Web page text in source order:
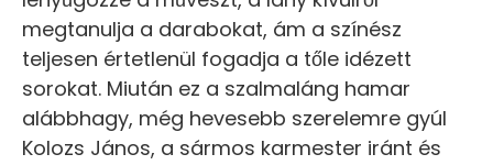
megtanulja a darabokat, ám a színész
teljesen értetlenül fogadja a tőle idézett
sorokat. Miután ez a szalmaláng hamar
alábbhagy, még hevesebb szerelemre gyúl
Kolozs János, a sármos karmester iránt és